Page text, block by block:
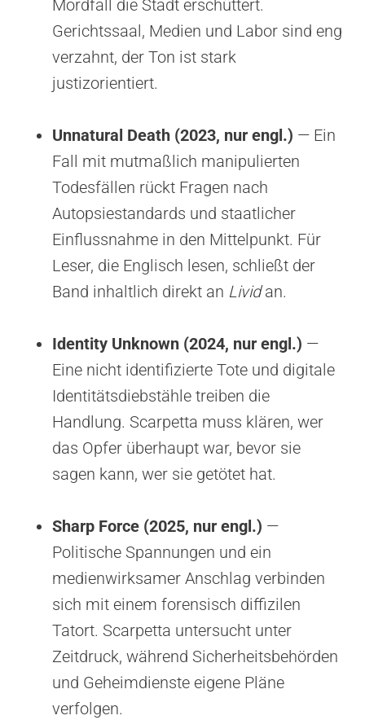
Mordfall die Stadt erschüttert.
Gerichtssaal, Medien und Labor sind eng
verzahnt, der Ton ist stark
justizorientiert.
Unnatural Death (2023, nur engl.) — Ein
Fall mit mutmaßlich manipulierten
Todesfällen rückt Fragen nach
Autopsiestandards und staatlicher
Einflussnahme in den Mittelpunkt. Für
Leser, die Englisch lesen, schließt der
Band inhaltlich direkt an Lividan.
Identity Unknown (2024, nur engl.) —
Eine nicht identifizierte Tote und digitale
Identitätsdiebstähle treiben die
Handlung. Scarpetta muss klären, wer
das Opfer überhaupt war, bevor sie
sagen kann, wer sie getötet hat.
Sharp Force (2025, nur engl.) —
Politische Spannungen und ein
medienwirksamer Anschlag verbinden
sich mit einem forensisch diffizilen
Tatort. Scarpetta untersucht unter
Zeitdruck, während Sicherheitsbehörden
und Geheimdienste eigene Pläne
verfolgen.